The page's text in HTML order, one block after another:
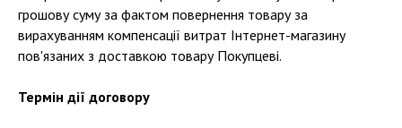
грошову суму за фактом повернення товару за
вирахуванням компенсації витрат Інтернет-магазину
пов'язаних з доставкою товару Покупцеві.
Термін дії договору